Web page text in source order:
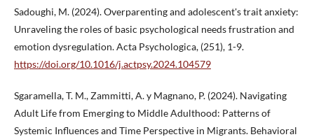
Sadoughi, M. (2024). Overparenting and adolescent's trait anxiety:
Unraveling the roles of basic psychological needs frustration and
emotion dysregulation. Acta Psychologica, (251), 1-9.
https://doi.org/10.1016/j.actpsy.2024.104579
Sgaramella, T. M., Zammitti, A. y Magnano, P. (2024). Navigating
Adult Life from Emerging to Middle Adulthood: Patterns of
Systemic Influences and Time Perspective in Migrants. Behavioral